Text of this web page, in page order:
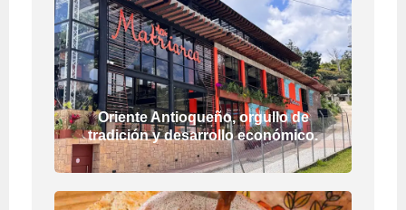
Oriente Antioqueño, orgullo de
tradición y desarrollo económico.